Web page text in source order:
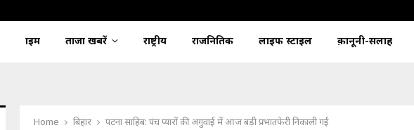
क्राइम ताजा खबरें राष्ट्रीय राजनितिक लाइफ स्टाइल क़ानूनी-सलाह
Home बिहार पटना साहिब: पंच प्यारों की अगुवाई में आज बड़ी प्रभातफेरी निकाली गई